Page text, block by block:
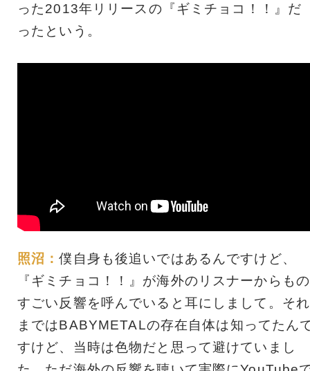
った2013年リリースの『ギミチョコ！！』だ
ったという。
照沼：僕自身も後追いではあるんですけど、
『ギミチョコ！！』が海外のリスナーからもの
すごい反響を呼んでいると耳にしまして。それ
まではBABYMETALの存在自体は知ってたん
すけど、当時は色物だと思って避けていまし